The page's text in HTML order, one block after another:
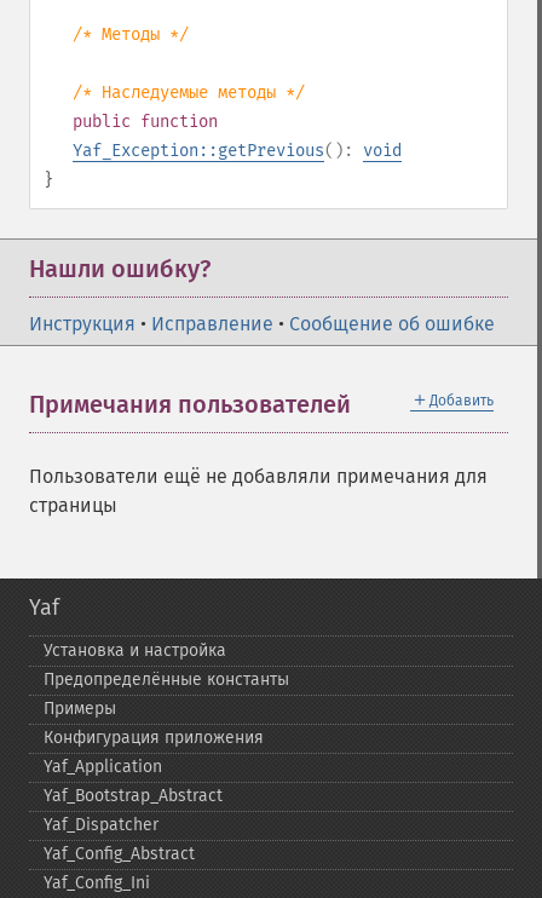
/* Методы */
/* Наследуемые методы */
public function
Yaf_Exception::getPrevious(): void
}
Нашли ошибку?
Инструкция • Исправление • Сообщение об ошибке
＋ Добавить
Примечания пользователей
Пользователи ещё не добавляли примечания для
страницы
Yaf
Установка и настройка
Предопределённые константы
Примеры
Конфигурация приложения
Yaf_​Application
Yaf_​Bootstrap_​Abstract
Yaf_​Dispatcher
Yaf_​Config_​Abstract
Yaf_​Config_​Ini